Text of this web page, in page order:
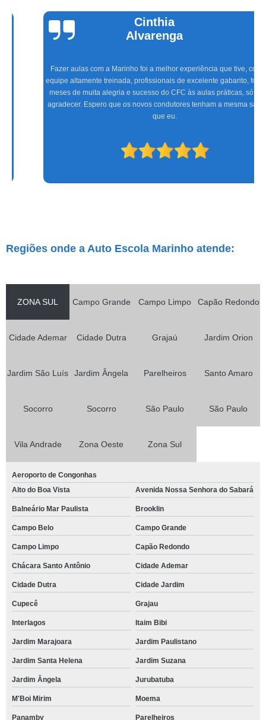
Cinthia
Alvarenga
Fazer aulas com a Marinho foi a melhor experiência que tive, com uma
equipe altamente treinada, profissionais de excelente gabarito, foram seis
meses de muita alegria e sucesso do CFC às aulas práticas, só tenho a
agradecer. Espero que os novos condutores tenham a mesma satisfação
Regiões onde a Auto Escola Marinho atende:
ZONA SUL Campo Grande Campo Limpo Capão Redondo
Cidade Ademar Cidade Dutra Grajaú Jardim Orion
Jardim São Luís Jardim Ângela Parelheiros Santo Amaro
Socorro Socorro São Paulo São Paulo
Vila Andrade Zona Oeste Zona Sul
Aeroporto de Congonhas
Alto do Boa Vista
Avenida Nossa Senhora do Sabará
Balneário Mar Paulista Brooklin
Campo Belo Campo Grande
Campo Limpo Capão Redondo
Chácara Santo Antônio Cidade Ademar
Cidade Dutra Cidade Jardim
Cupecê Grajau
Interlagos Itaim Bibi
Jardim Marajoara Jardim Paulistano
Jardim Santa Helena Jardim Suzana
Jardim Ângela Jurubatuba
M'Boi Mirim Moema
Panamby Parelheiros